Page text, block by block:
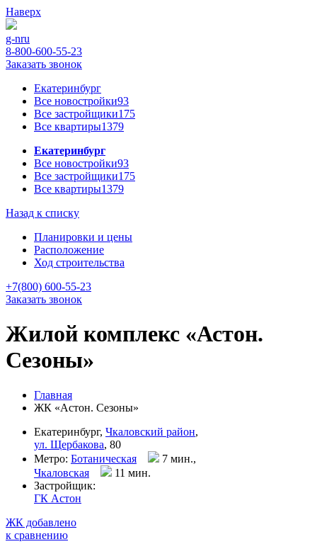
Наверх
g-nru
8-800-600-55-23
Заказать звонок
Екатеринбург
Все новостройки93
Все застройщики175
Все квартиры1379
Екатеринбург
Все новостройки93
Все застройщики175
Все квартиры1379
Назад к списку
Планировки и цены
Расположение
Ход строительства
+7(800) 600-55-23
Заказать звонок
Жилой комплекс «Астон.
Сезоны»
Главная
ЖК «Астон. Сезоны»
Екатеринбург, Чкаловский район,
ул. Щербакова, 80
Метро: Ботаническая
7 мин.,
Чкаловская
11 мин.
Застройщик:
ГК Астон
ЖК добавлено
к сравнению